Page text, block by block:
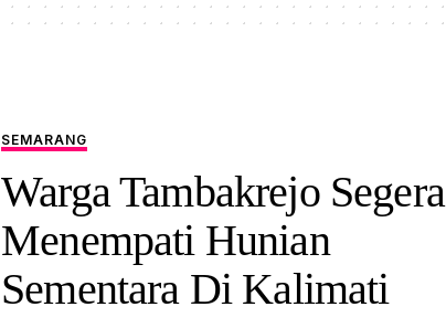
SEMARANG
Warga Tambakrejo Segera
Menempati Hunian
Sementara Di Kalimati